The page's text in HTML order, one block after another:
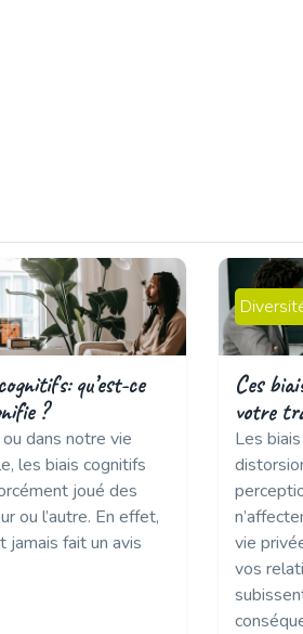
qu’est-ce
?
dans notre vie
les biais cognitifs
joué des
ou l’autre. En effet,
jamais fait un avis
Ces
votre
Les
vie
vos